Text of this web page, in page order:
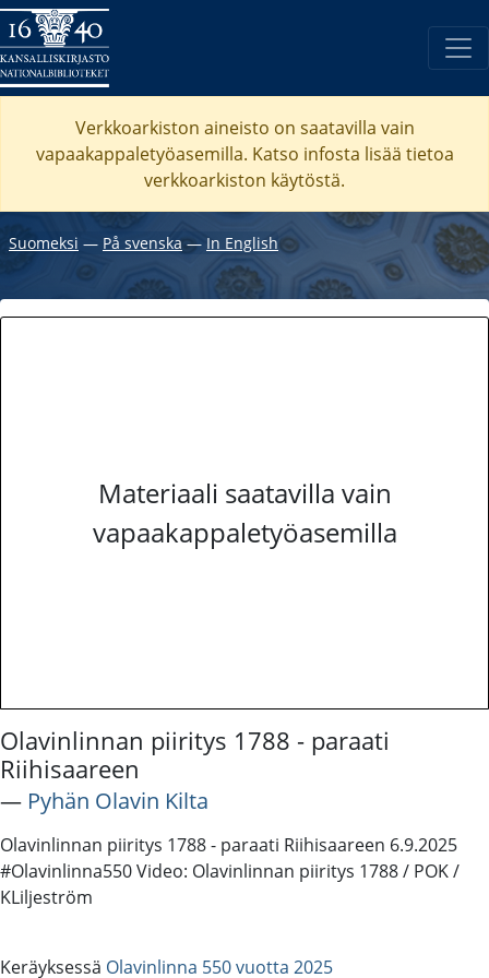
Verkkoarkiston aineisto on saatavilla vain
vapaakappaletyöasemilla. Katso infosta lisää tietoa
verkkoarkiston käytöstä.
Suomeksi ― På svenska― In English
Materiaali saatavilla vain
vapaakappaletyöasemilla
Olavinlinnan piiritys 1788 - paraati
Riihisaareen
― Pyhän Olavin Kilta
Olavinlinnan piiritys 1788 - paraati Riihisaareen 6.9.2025
#Olavinlinna550 Video: Olavinlinnan piiritys 1788 / POK /
KLiljeström
Keräyksessä Olavinlinna 550 vuotta 2025